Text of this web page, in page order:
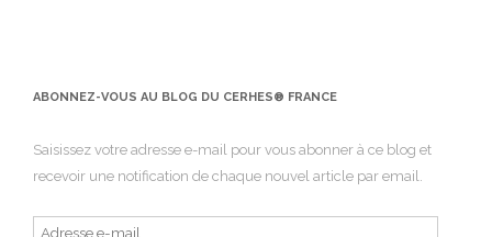
ABONNEZ-VOUS AU BLOG DU CERHES® FRANCE
Saisissez votre adresse e-mail pour vous abonner à ce blog et
recevoir une notification de chaque nouvel article par email.
Adresse